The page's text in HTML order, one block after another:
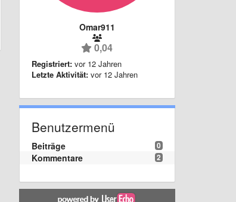
Omar911
0,04
Registriert: vor 12 Jahren
Letzte Aktivität: vor 12 Jahren
Benutzermenü
0
Beiträge
2
Kommentare